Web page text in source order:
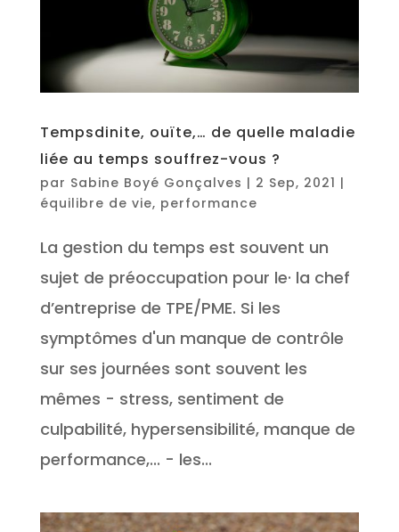
Tempsdinite, ouïte,… de quelle maladie
liée au temps souffrez-vous ?
par Sabine Boyé Gonçalves | 2 Sep, 2021 |
équilibre de vie, performance
La gestion du temps est souvent un
sujet de préoccupation pour le· la chef
d’entreprise de TPE/PME. Si les
symptômes d'un manque de contrôle
sur ses journées sont souvent les
mêmes - stress, sentiment de
culpabilité, hypersensibilité, manque de
performance,... - les...